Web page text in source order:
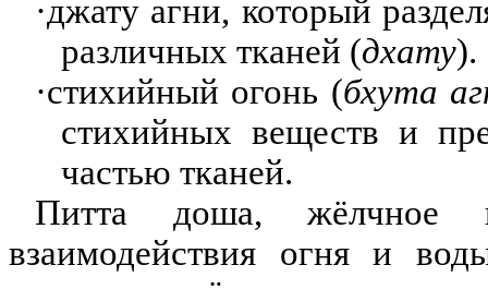
·джату агни, который
различных тканей (дхату).
·стихийный огонь (бхута
стихийных веществ и
частью тканей.
Питта доша, жёлчное
взаимодействия огня и